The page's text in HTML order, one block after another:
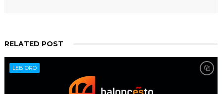
RELATED POST
LEB ORO